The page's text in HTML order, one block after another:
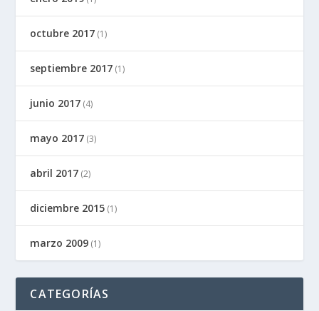
octubre 2017 (1)
septiembre 2017 (1)
junio 2017 (4)
mayo 2017 (3)
abril 2017 (2)
diciembre 2015 (1)
marzo 2009 (1)
CATEGORÍAS